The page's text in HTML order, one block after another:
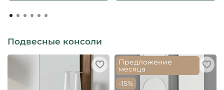
Подвесные консоли
Предложение
месяца
-15%